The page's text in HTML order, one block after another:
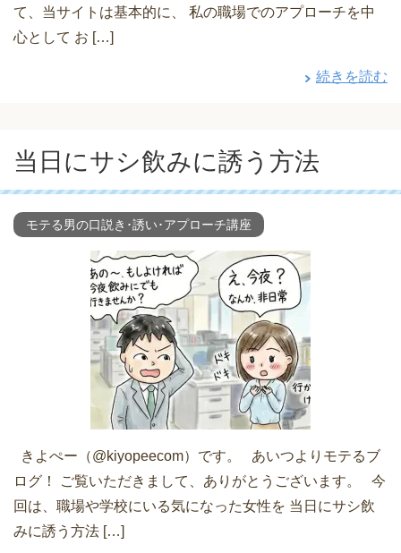
て、当サイトは基本的に、 私の職場でのアプローチを中
心として お […]
続きを読む
当日にサシ飲みに誘う方法
モテる男の口説き･誘い･アプローチ講座
きよぺー（@kiyopeecom）です。 あいつよりモテるブ
ログ！ ご覧いただきまして、ありがとうございます。 今
回は、職場や学校にいる気になった女性を 当日にサシ飲
みに誘う方法 […]